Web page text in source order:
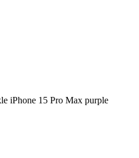
iPhone 15 Pro Max purple